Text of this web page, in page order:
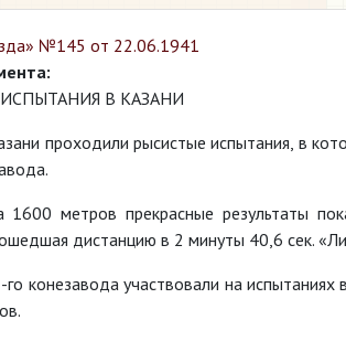
№145 от 22.06.1941
В КАЗАНИ
проходили рысистые испытания, в
1600 метров прекрасные результаты
дистанцию в 2 минуты 40,6 сек.
конезавода участвовали на испытаниях